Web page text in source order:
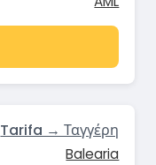
Tarifa → Ταγγέρη
Balearia